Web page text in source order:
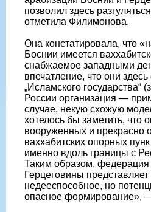
позволил здесь
отметила Филимонова.
Она констатировала, что
Боснии имеется
снабжаемое западными
впечатление, что они
„Исламского государства“
России организация —
случае, некую схожую
хотелось бы заметить, что
вооруженных и прекрасно
ваххабитских опорных
именно вдоль границы с
Таким образом, федерация
Герцеговины
недееспособное, но
опасное формирование», —